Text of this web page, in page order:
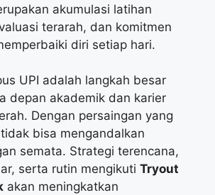
akumulasi latihan
terarah, dan komitmen
diri setiap hari.
UPI adalah langkah besar
depan akademik dan karier
Dengan persaingan yang
bisa mengandalkan
semata. Strategi terencana,
serta rutin mengikuti Tryout
akan meningkatkan